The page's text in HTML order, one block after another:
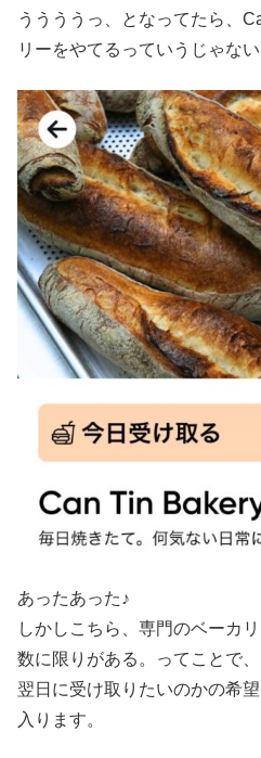
ううううっ、となってたら、
リーをやてるっていうじゃない
あったあった♪
しかしこちら、専門のベーカ
数に限りがある。ってことで
翌日に受け取りたいのかの希
入ります。